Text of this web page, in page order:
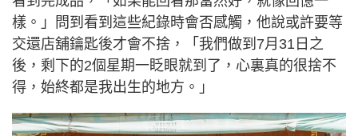
樣。」問到看到這些紀錄時會否感觸，他說或許要等
交還店舖鑰匙後才會不捨，「我們做到7月31日之
後，剩下的2個星期一眨眼就到了，心裏真的很捨不
得，始終都是我出生的地方。」